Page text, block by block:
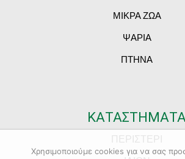
ΜΙΚΡΑ ΖΩΑ
ΨΑΡΙΑ
ΠΤΗΝΑ
Χρησιμοποιούμε cookies για να σας